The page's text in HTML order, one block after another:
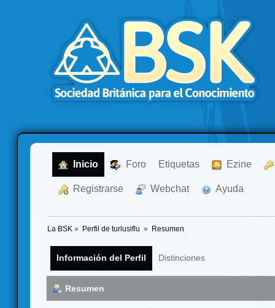
Inicio Foro Etiquetas Ezine
Registrarse Webchat Ayuda
La BSK » Perfil de turlusiflu » Resumen
Información del Perfil Distinciones
Resumen